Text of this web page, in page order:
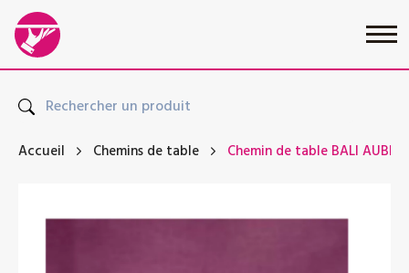
Accueil Chemins de table Chemin de table BALI